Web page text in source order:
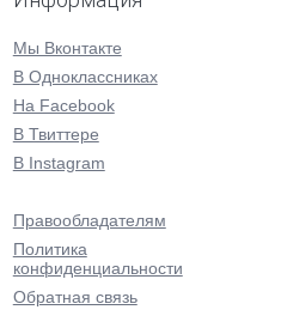
Мы Вконтакте
В Одноклассниках
На Facebook
В Твиттере
В Instagram
Правообладателям
Политика
конфиденциальности
Обратная связь